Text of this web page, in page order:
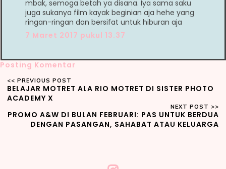
mbak, semoga betah ya disana. Iya sama saku
juga sukanya film kayak beginian aja hehe yang
ringan-ringan dan bersifat untuk hiburan aja
7 Maret 2017 pukul 13.37
Posting Komentar
BELAJAR MOTRET ALA RIO MOTRET DI SISTER PHOTO
ACADEMY X
PROMO A&W DI BULAN FEBRUARI: PAS UNTUK BERDUA
DENGAN PASANGAN, SAHABAT ATAU KELUARGA